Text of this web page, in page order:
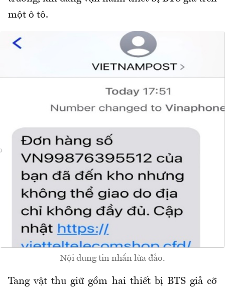
một ô tô.
Nội dung tin nhắn lừa đảo.
Tang vật thu giữ gồm hai thiết bị BTS giả cỡ